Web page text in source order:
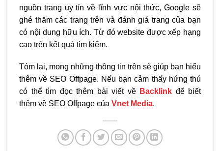
nguồn trang uy tín về lĩnh vực nội thức, Google sẽ
ghé thăm các trang trên và đánh giá trang của bạn
có nội dung hữu ích. Từ đó website được xếp hạng
cao trên kết quả tìm kiếm.
Tóm lại, mong những thông tin trên sẽ giúp bạn hiểu
thêm về SEO Offpage. Nếu bạn cảm thấy hứng thú
có thể tìm đọc thêm bài viết về Backlink để biết
thêm về SEO Offpage của Vnet Media.